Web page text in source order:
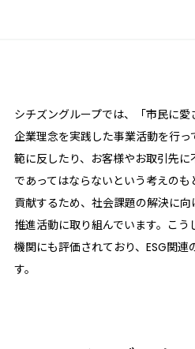
シチズングループでは、「市⺠に
企業理念を実践した事業活動を行
範に反したり、お客様やお取引先
であってはならないという考えの
貢献するため、社会課題の解決に
推進活動に取り組んでいます。こ
機関にも評価されており、ESG関
す。